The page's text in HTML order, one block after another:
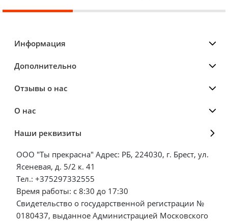
Информация
Дополнительно
Отзывы о нас
О нас
Наши реквизиты
ООО "Ты прекрасна" Адрес: РБ, 224030, г. Брест, ул.
Ясеневая, д. 5/2 к. 41
Тел.: +375297332555
Время работы: с 8:30 до 17:30
Свидетельство о государственной регистрации №
0180437, выданное Администрацией Московского